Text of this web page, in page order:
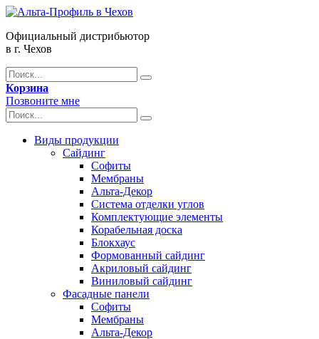
Официальный дистрибьютор
в г. Чехов
Корзина
Позвоните мне
Виды продукции
Сайдинг
Софиты
Мембраны
Альта-Декор
Система отделки углов
Комплектующие элементы
Корабельная доска
Блокхаус
Формованный сайдинг
Акриловый сайдинг
Виниловый сайдинг
Фасадные панели
Софиты
Мембраны
Альта-Декор